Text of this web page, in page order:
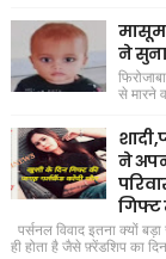
मासूम
ने
से मारने
ने
गिफ्ट
पर्सनल विवाद इतना क्यों
ही होता है जैसे फ़्रेंडशिप का